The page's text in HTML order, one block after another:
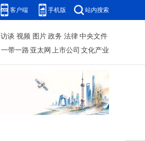
客户端 手机版 站内搜索
访谈 视频 图片 政务 法律 中央文件
一带一路 亚太网 上市公司 文化产业